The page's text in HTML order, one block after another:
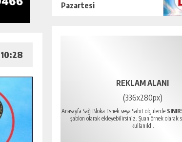
Pazartesi
REKLAM ALANI
(336x280px)
Anasayfa Sağ Bloka Esnek veya Sabit ölçülerde
şablon olarak ekleyebilirsiniz. Şuan örnek olarak
kullanıldı.